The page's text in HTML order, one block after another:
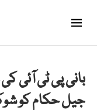
بانی پی ٹی آئی
جیل حکام کو